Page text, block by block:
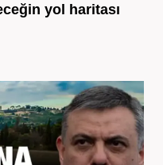
yol haritası